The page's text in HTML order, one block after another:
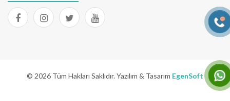
© 2026 Tüm Hakları Saklıdır. Yazılım & Tasarım EgenSoft